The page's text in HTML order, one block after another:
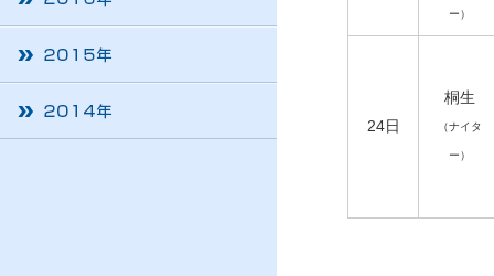
ー）
24日
桐生
（ナイタ
ー）